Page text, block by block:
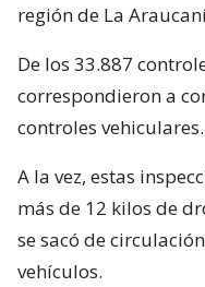
región de La
De los 33.887
correspondieron a
controles vehiculares.
A la vez, estas
más de 12 kilos de
se sacó de
vehículos.